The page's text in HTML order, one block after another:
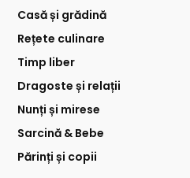
Casă și grădină
Rețete culinare
Timp liber
Dragoste și relații
Nunți și mirese
Sarcină & Bebe
Părinți și copii